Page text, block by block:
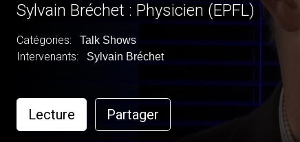
Sylvain Bréchet : Physicien (EPFL)
Catégories: Talk Shows
Intervenants: Sylvain Bréchet
Lecture Partager